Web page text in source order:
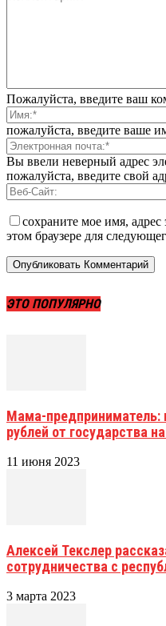
Пожалуйста, введите ваш
пожалуйста, введите ваше
Вы ввели неверный адрес
пожалуйста, введите свой
сохраните мое имя,
этом браузере для
ЭТО ПОПУЛЯРНО
Мама-предприниматель:
рублей от государства
11 июня 2023
Алексей Текслер
сотрудничества с
3 марта 2023